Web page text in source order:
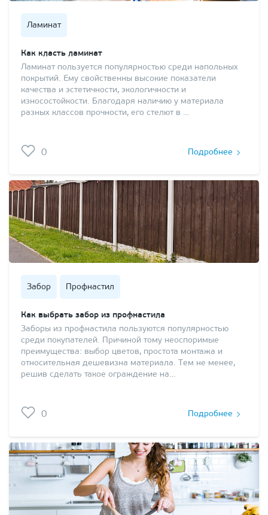
Ламинат
Как класть ламинат
Ламинат пользуется популярностью среди напольных
покрытий. Ему свойственны высокие показатели
качества и эстетичности, экологичности и
износостойкости. Благодаря наличию у материала
разных классов прочности, его стелют в …
0 Подробнее
Забор Профнастил
Как выбрать забор из профнастила
Заборы из профнастила пользуются популярностью
среди покупателей. Причиной тому неоспоримые
преимущества: выбор цветов, простота монтажа и
относительная дешевизна материала. Тем не менее,
решив сделать такое ограждение на…
0 Подробнее